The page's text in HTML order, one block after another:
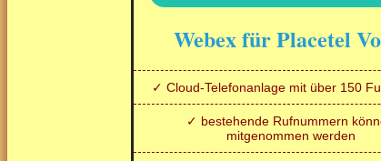
Webex für Placetel
✓ Cloud-Telefonanlage mit über 150
✓ bestehende Rufnummern
mitgenommen werden